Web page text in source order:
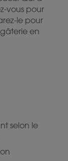
vous pour
le pour
en
selon le